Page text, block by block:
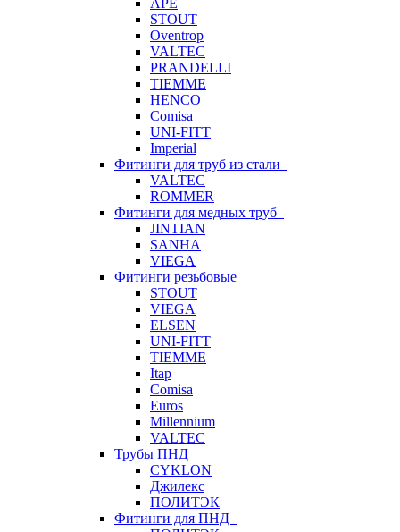
APE
STOUT
Oventrop
VALTEC
PRANDELLI
TIEMME
HENCO
Comisa
UNI-FITT
Imperial
Фитинги для труб из стали
VALTEC
ROMMER
Фитинги для медных труб
JINTIAN
SANHA
VIEGA
Фитинги резьбовые
STOUT
VIEGA
ELSEN
UNI-FITT
TIEMME
Itap
Comisa
Euros
Millennium
VALTEC
Трубы ПНД
CYKLON
Джилекс
ПОЛИТЭК
Фитинги для ПНД